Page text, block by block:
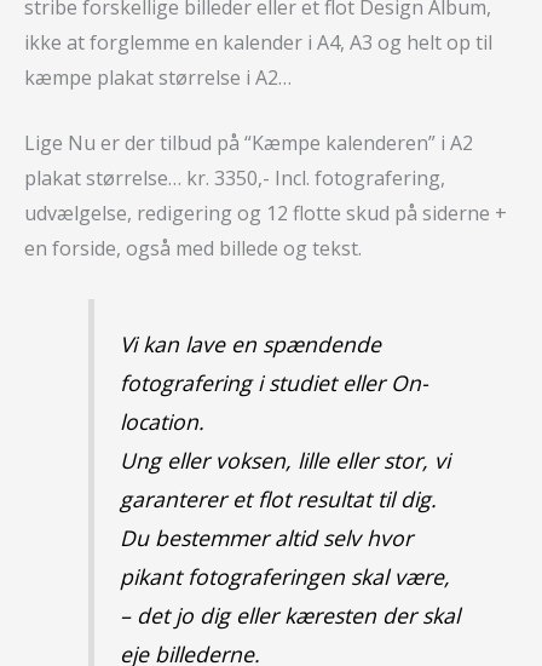
stribe forskellige billeder eller et flot Design Album,
ikke at forglemme en kalender i A4, A3 og helt op til
kæmpe plakat størrelse i A2…
Lige Nu er der tilbud på “Kæmpe kalenderen” i A2
plakat størrelse… kr. 3350,- Incl. fotografering,
udvælgelse, redigering og 12 flotte skud på siderne +
en forside, også med billede og tekst.
Vi kan lave en spændende
fotografering i studiet eller On-
location.
Ung eller voksen, lille eller stor, vi
garanterer et flot resultat til dig.
Du bestemmer altid selv hvor
pikant fotograferingen skal være,
– det jo dig eller kæresten der skal
eje billederne.